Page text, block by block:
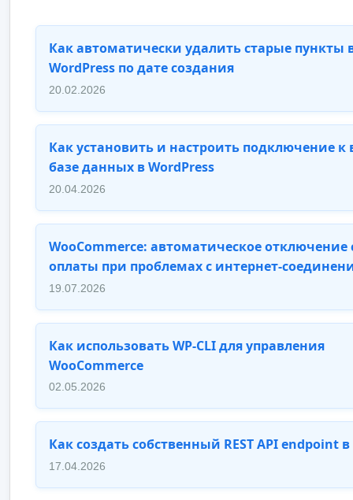
Как автоматически удалить старые пункты
WordPress по дате создания
20.02.2026
Как установить и настроить подключение
базе данных в WordPress
20.04.2026
WooCommerce: автоматическое отключение
оплаты при проблемах с интернет-
19.07.2026
Как использовать WP-CLI для управления
WooCommerce
02.05.2026
Как создать собственный REST API endpoint в
17.04.2026